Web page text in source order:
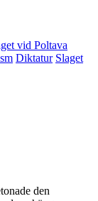
vid Poltava
Diktatur Slaget
den